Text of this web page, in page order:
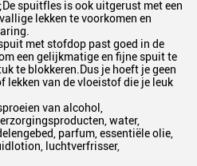
spuitfles is ook uitgerust met een
lekken te voorkomen en
met stofdop past goed in de
een gelijkmatige en fijne spuit te
te blokkeren.Dus je hoeft je geen
lekken van de vloeistof die je leuk
van alcohol,
water,
gebed, parfum, essentiële olie,
luchtverfrisser,